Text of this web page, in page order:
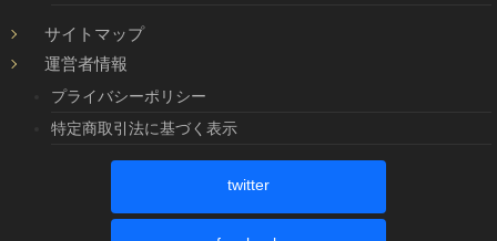
サイトマップ
運営者情報
プライバシーポリシー
特定商取引法に基づく表示
twitter